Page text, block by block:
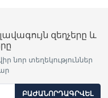
զեղչերը և
նոր տեղեկություններ
ԲԱԺԱՆՈՐԴԱԳՐՎԵԼ